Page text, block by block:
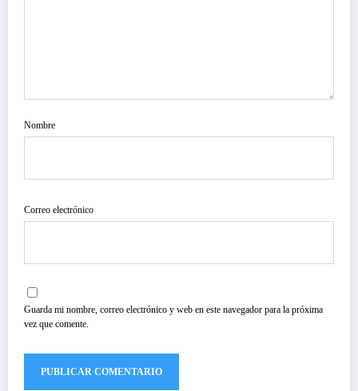
Nombre
Correo electrónico
Guarda mi nombre, correo electrónico y web en este navegador para la próxima
vez que comente.